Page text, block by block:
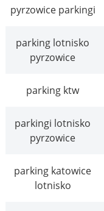
pyrzowice parkingi
parking lotnisko
pyrzowice
parking ktw
parkingi lotnisko
pyrzowice
parking katowice
lotnisko